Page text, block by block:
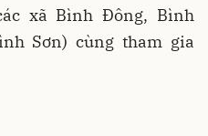
xã Bình Đông, Bình
Sơn) cùng tham gia